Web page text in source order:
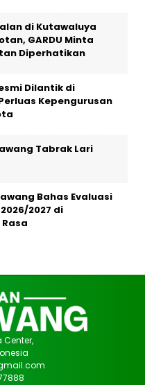
di Kutawaluya
GARDU Minta
Diperhatikan
Dilantik di
Kepengurusan
Tabrak Lari
Bahas Evaluasi
2027 di
Center,